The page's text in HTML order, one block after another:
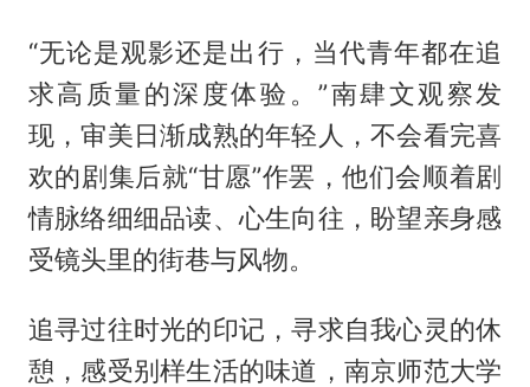
“无论是观影还是出行，当代青年都在追
求高质量的深度体验。”南肆文观察发
现，审美日渐成熟的年轻人，不会看完喜
欢的剧集后就“甘愿”作罢，他们会顺着剧
情脉络细细品读、心生向往，盼望亲身感
受镜头里的街巷与风物。
追寻过往时光的印记，寻求自我心灵的休
憩，感受别样生活的味道，南京师范大学